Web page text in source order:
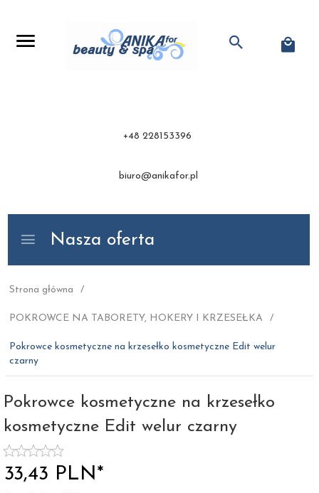
+48 228153396
biuro@anikafor.pl
Nasza oferta
Strona główna
POKROWCE NA TABORETY, HOKERY I KRZESEŁKA
Pokrowce kosmetyczne na krzesełko kosmetyczne Edit welur
czarny
Pokrowce kosmetyczne na krzesełko
kosmetyczne Edit welur czarny
33,43 PLN*